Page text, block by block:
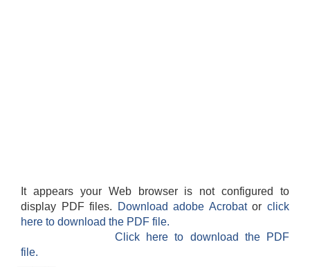
It appears your Web browser is not configured to
display PDF files.
Download adobe Acrobatorclick
here to download the PDF file.
Click here to download the PDF
file.